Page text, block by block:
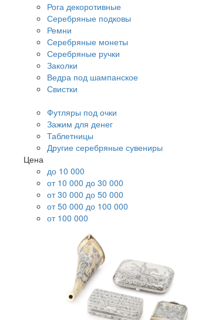
Рога декоротивные
Серебряные подковы
Ремни
Серебряные монеты
Серебряные ручки
Заколки
Ведра под шампанское
Свистки
Футляры под очки
Зажим для денег
Таблетницы
Другие серебряные сувениры
Цена
до 10 000
от 10 000 до 30 000
от 30 000 до 50 000
от 50 000 до 100 000
от 100 000